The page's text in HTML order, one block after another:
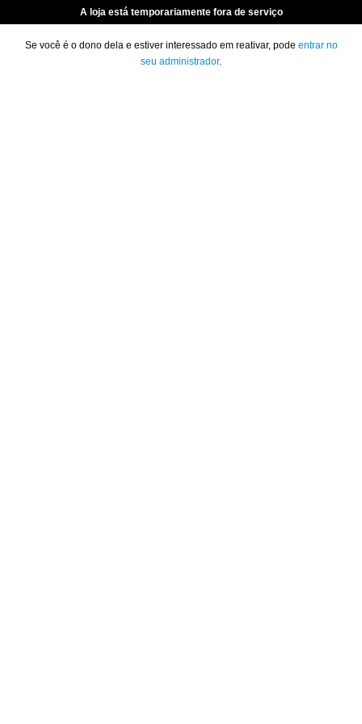
A loja está temporariamente fora de serviço
Se você é o dono dela e estiver interessado em reativar, pode entrar no
seu administrador.